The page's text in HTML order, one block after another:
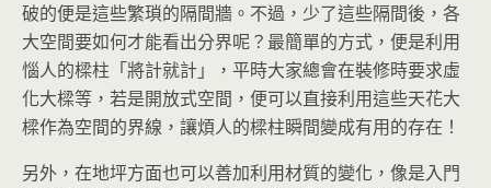
破的便是這些繁瑣的隔間牆。不過，少了這些隔間後，各
大空間要如何才能看出分界呢？最簡單的方式，便是利用
惱人的樑柱「將計就計」，平時大家總會在裝修時要求虛
化大樑等，若是開放式空間，便可以直接利用這些天花大
樑作為空間的界線，讓煩人的樑柱瞬間變成有用的存在！
另外，在地坪方面也可以善加利用材質的變化，像是入門